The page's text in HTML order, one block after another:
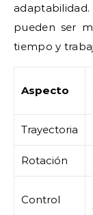
pueden ser
tiempo y
Aspecto
Trayectoria
Rotación
Control